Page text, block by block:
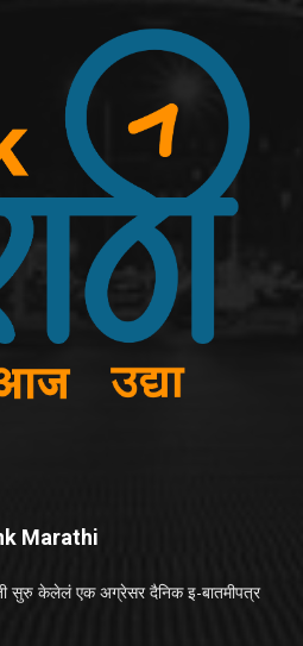
Marathi
सुरु केलेलं एक अग्रेसर दैनिक इ-बातमीपत्र